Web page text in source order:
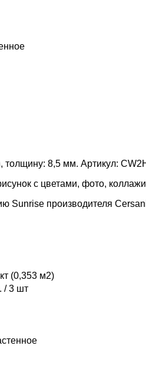
8,5 мм. Артикул:
с цветами, фото,
Sunrise производителя
(0,353 м2)
/ 3 шт